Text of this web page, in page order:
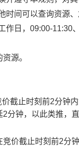
时间可以查询资源
作日，09:00-11:30
源。
截止时刻前2分钟
分钟，以此类推，
价截止时刻前2分